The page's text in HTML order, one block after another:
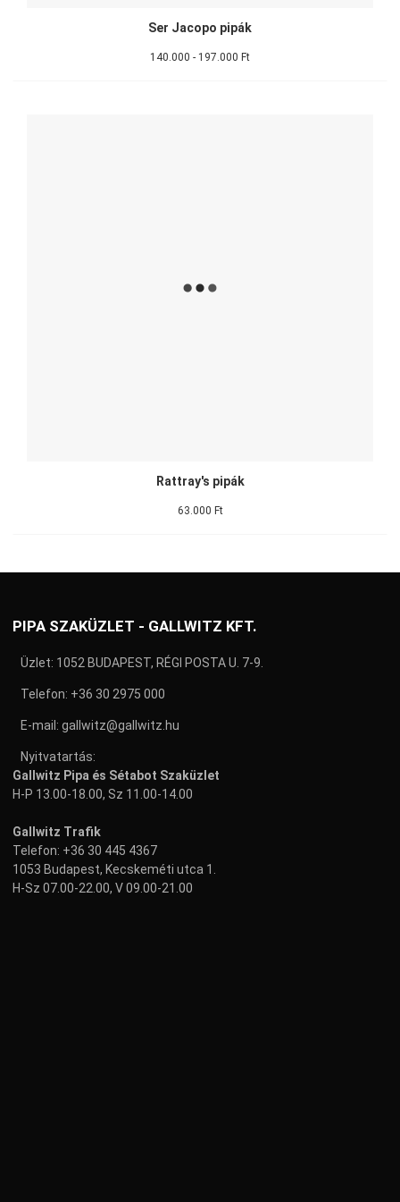
Ser Jacopo pipák
140.000 - 197.000 Ft
Rattray's pipák
63.000 Ft
PIPA SZAKÜZLET - GALLWITZ KFT.
Üzlet: 1052 BUDAPEST, RÉGI POSTA U. 7-9.
Telefon: +36 30 2975 000
E-mail: gallwitz@gallwitz.hu
Nyitvatartás:
Gallwitz Pipa és Sétabot Szaküzlet
H-P 13.00-18.00, Sz 11.00-14.00
Gallwitz Trafik
Telefon: +36 30 445 4367
1053 Budapest, Kecskeméti utca 1.
H-Sz 07.00-22.00, V 09.00-21.00